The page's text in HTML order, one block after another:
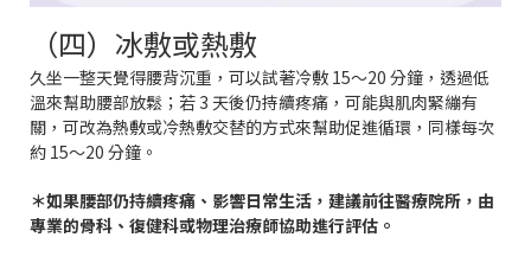
（四）冰敷或熱敷
久坐一整天覺得腰背沉重，可以試著冷敷 15～20 分鐘，透過低
溫來幫助腰部放鬆；若 3 天後仍持續疼痛，可能與肌肉緊繃有
關，可改為熱敷或冷熱敷交替的方式來幫助促進循環，同樣每次
約 15～20 分鐘。
＊如果腰部仍持續疼痛、影響日常生活，建議前往醫療院所，由
專業的骨科、復健科或物理治療師協助進行評估。